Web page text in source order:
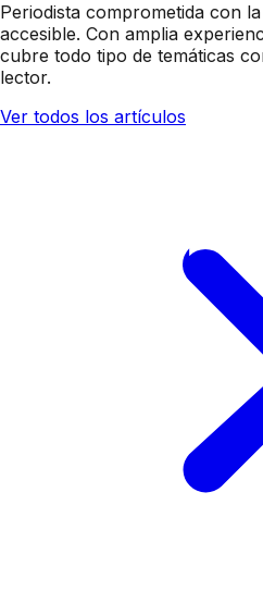
Periodista comprometida con
accesible. Con amplia
cubre todo tipo de temáticas
lector.
Ver todos los artículos